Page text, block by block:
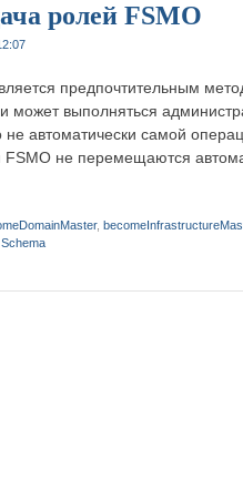
ролей FSMO
предпочтительным
может выполняться
автоматически самой
не перемещаются
,
Schema